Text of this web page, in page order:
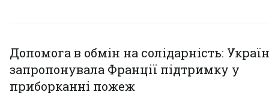
Допомога в обмін на солідарність:
запропонувала Франції підтримку у
приборканні пожеж